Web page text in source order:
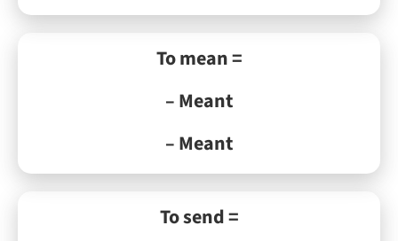
To mean =
– Meant
– Meant
To send =